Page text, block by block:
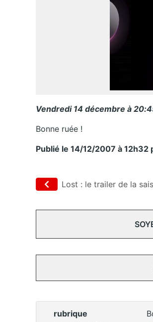
Vendredi 14 décembre à
Bonne ruée !
Publié le 14/12/2007 à 12h32
Lost : le trailer de la
rubrique